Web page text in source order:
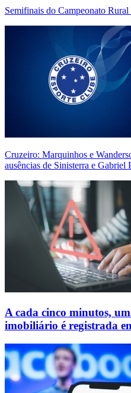
Semifinais do Campeonato
Cruzeiro: Marquinhos e
ausências de Sinisterra e Gabriel
A cada cinco minutos,
imobiliário é registrada